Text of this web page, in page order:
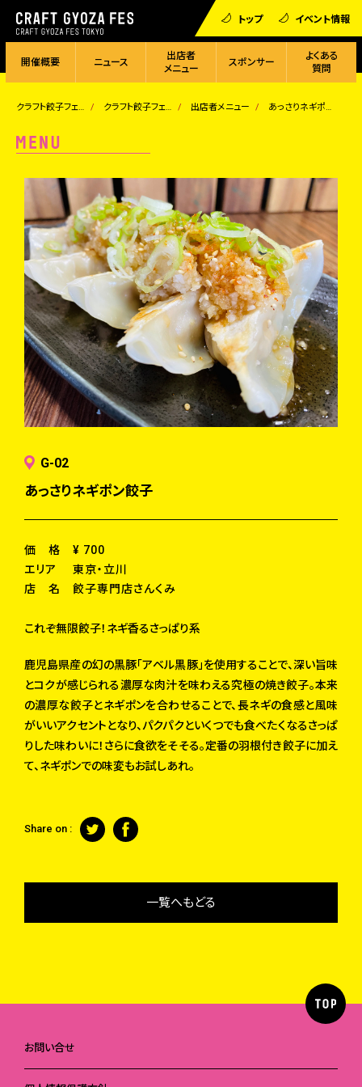
トップ イベント情報
開催概要 ニュース
出店者
メニュー
スポンサー
よくある
質問
クラフト餃子フェス クラフト餃子フェス TOKYO 2023 出店者メニュー あっさりネギポン餃子
G-02
あっさりネギポン餃子
価 格
¥ 700
エリア
東京・立川
店 名
餃子専門店さんくみ
これぞ無限餃子！ネギ香るさっぱり系
鹿児島県産の幻の黒豚「アベル黒豚」を使用することで、深い旨味
とコクが感じられる濃厚な肉汁を味わえる究極の焼き餃子。本来
の濃厚な餃子とネギポンを合わせることで、長ネギの食感と風味
がいいアクセントとなり、パクパクといくつでも食べたくなるさっぱ
りした味わいに！さらに食欲をそそる。定番の羽根付き餃子に加え
て、ネギポンでの味変もお試しあれ。
Share on :
一覧へもどる
お問い合せ